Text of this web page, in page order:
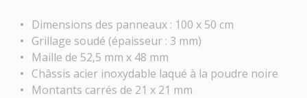
Dimensions des panneaux : 100 x 50 cm
Grillage soudé (épaisseur : 3 mm)
Maille de 52,5 mm x 48 mm
Châssis acier inoxydable laqué à la poudre noire
Montants carrés de 21 x 21 mm